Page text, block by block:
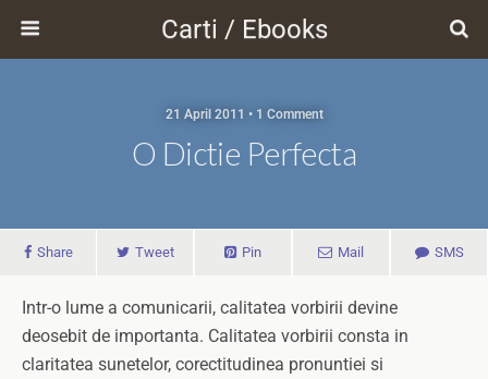
Carti / Ebooks
21 April 2011 • 1 Comment
O Dictie Perfecta
Share Tweet Pin Mail SMS
Intr-o lume a comunicarii, calitatea vorbirii devine
deosebit de importanta. Calitatea vorbirii consta in
claritatea sunetelor, corectitudinea pronuntiei si